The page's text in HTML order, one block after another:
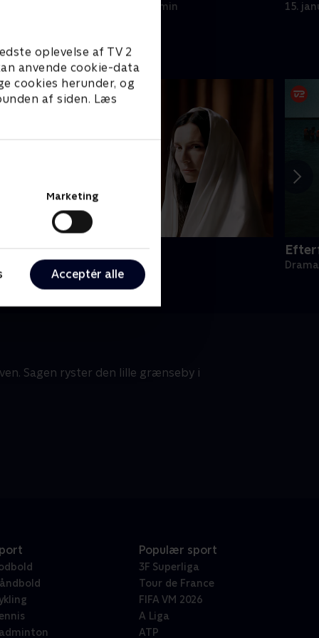
oplevelse af TV 2
anvende cookie-data
cookies herunder, og
af siden. Læs
Marketing
Acceptér alle
8. januar 2025 • 44 min 15.
• 2 sæsoner
Sagen ryster den lille grænseby i
Populær sport
3F Superliga
Tour de France
FIFA VM 2026
A Liga
ATP